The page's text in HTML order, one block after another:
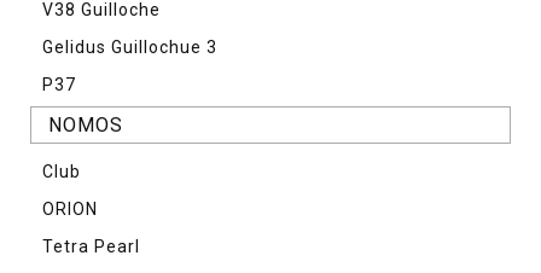
V38 Guilloche
Gelidus Guillochue 3
P37
NOMOS
Club
ORION
Tetra Pearl